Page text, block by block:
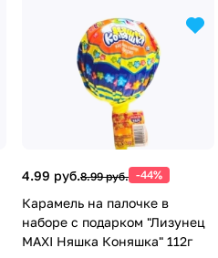
4.99 руб.8.99 руб. -44%
Карамель на палочке в
наборе с подарком "Лизунец
MAXI Няшка Коняшка" 112г